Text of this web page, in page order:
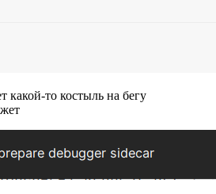
какой-то костыль на бегу